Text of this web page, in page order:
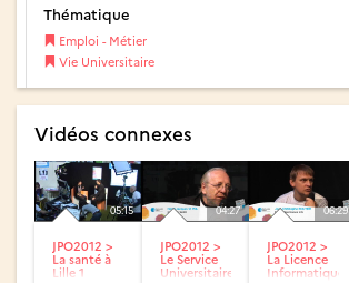
Thématique
Emploi - Métier
Vie Universitaire
Vidéos connexes
05:15
JPO2012 >
La santé à
Lille 1
04:27
JPO2012 >
Le Service
Universitaire
06:29
JPO2012 >
La Licence
Informatique